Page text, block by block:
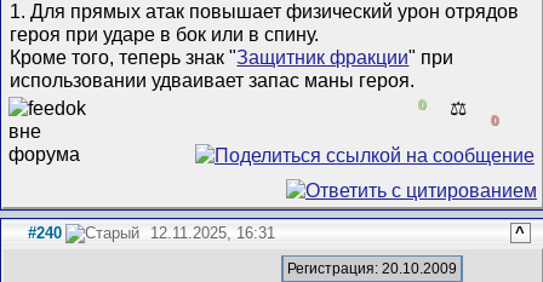
1. Для прямых атак повышает физический урон отрядов
героя при ударе в бок или в спину.
Кроме того, теперь знак "Защитник фракции" при
использовании удваивает запас маны героя.
0 ⚖️
0
#240 12.11.2025, 16:31 ^
Регистрация: 20.10.2009